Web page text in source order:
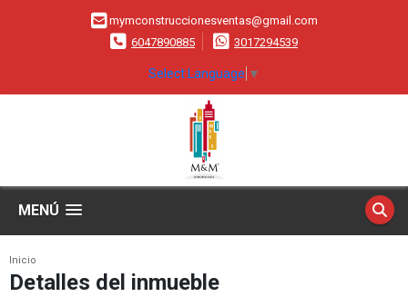
mymconstruccionesventas@gmail.com
6047890885
3017294539
Select Language ▼
MENÚ
Inicio
Detalles del inmueble